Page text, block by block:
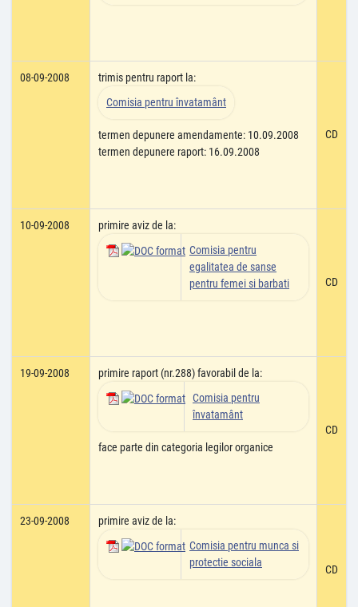
08-09-2008
trimis pentru raport la:
Comisia pentru învatamânt
termen depunere amendamente: 10.09.2008
termen depunere raport: 16.09.2008
CD
10-09-2008
primire aviz de la:
Comisia pentru
egalitatea de sanse
pentru femei si barbati
CD
19-09-2008
primire raport (nr.288) favorabil de la:
Comisia pentru
învatamânt
face parte din categoria legilor organice
CD
23-09-2008
primire aviz de la:
Comisia pentru munca si
protectie sociala
CD